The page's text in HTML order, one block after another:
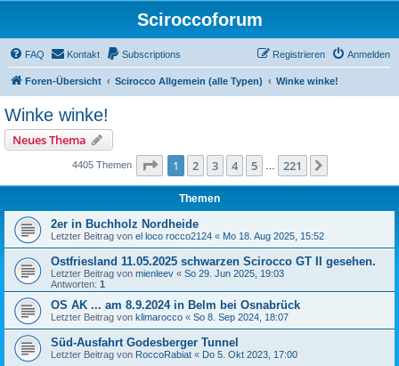
Sciroccoforum
FAQ Kontakt Subscriptions Anmelden
Registrieren
Foren-Übersicht Scirocco Allgemein (alle Typen) Winke winke!
Winke winke!
Neues Thema
4405 Themen Seite 1von 221
1 2 3 4 5 221
Themen
2er in Buchholz Nordheide
Letzter Beitrag von el loco rocco2124 « Mo 18. Aug 2025, 15:52
Ostfriesland 11.05.2025 schwarzen Scirocco GT II gesehen.
Letzter Beitrag von mienleev « So 29. Jun 2025, 19:03
Antworten: 1
OS AK ... am 8.9.2024 in Belm bei Osnabrück
Letzter Beitrag von klimarocco « So 8. Sep 2024, 18:07
Süd-Ausfahrt Godesberger Tunnel
Letzter Beitrag von RoccoRabiat « Do 5. Okt 2023, 17:00